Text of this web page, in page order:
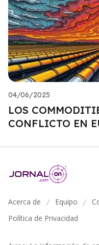
04/06/2025
LOS
CONFLICTO EN
Acerca de / Equipo /
Política de Privacidad